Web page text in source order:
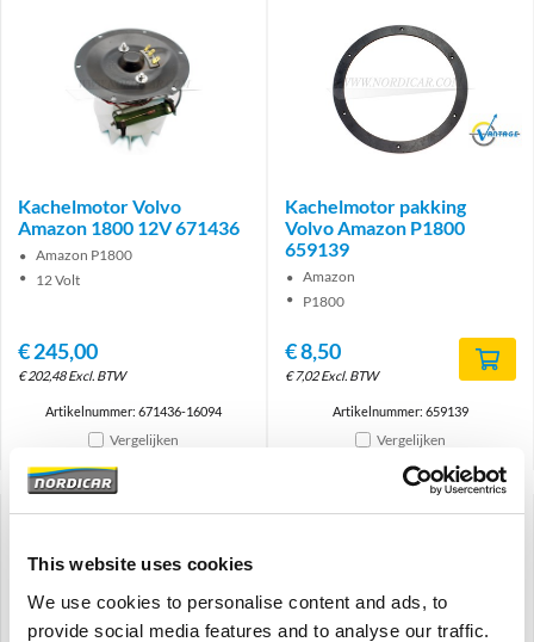
This website uses cookies
We use cookies to personalise content and ads, to
provide social media features and to analyse our traffic.
Kachelmotor Volvo
Amazon 1800 12V 671436
Amazon P1800
12 Volt
€245,00
€202,48 Excl. BTW
Artikelnummer: 671436-16094
Vergelijken
Brand
Kachelmotor pakking
Volvo Amazon P1800
659139
Amazon
P1800
€8,50
€7,02 Excl. BTW
Artikelnummer: 659139
Vergelijken
Brand Brand